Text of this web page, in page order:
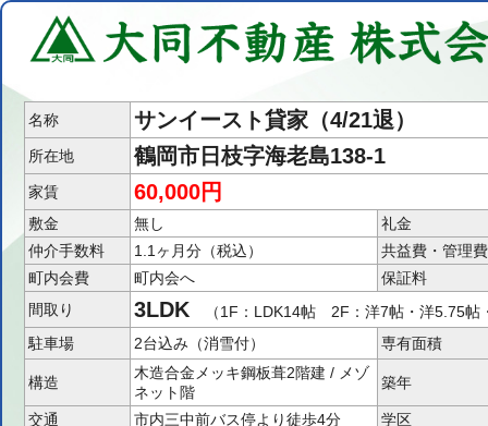
名称 サンイースト貸家（4/21退）
所在地 鶴岡市日枝字海老島138-1
家賃 60,000円
敷金 無し
礼金
仲介手数料
1.1ヶ月分（税込）
共益費・管理費
町内会費
町内会へ
保証料
間取り
3LDK （1F：LDK14帖 2F：洋7帖・洋5.75帖
駐車場
2台込み（消雪付） 専有面積
構造
木造合金メッキ鋼板葺2階建 / メゾ
ネット階
築年
交通 市内三中前バス停より徒歩4分
学区